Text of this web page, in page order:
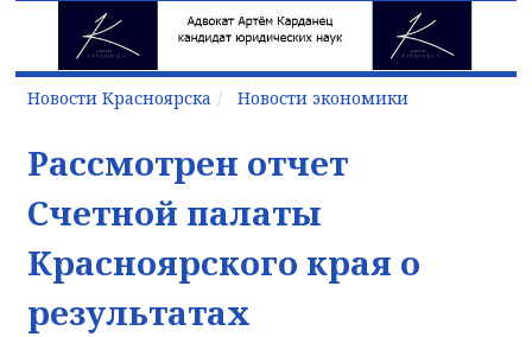
Новости Красноярска Новости экономики
Рассмотрен отчет
Счетной палаты
Красноярского края о
результатах